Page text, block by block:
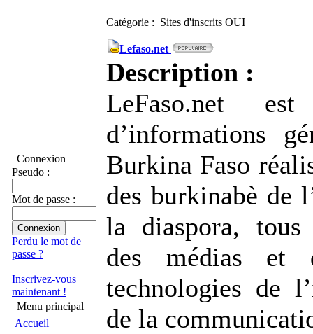
Connexion
Pseudo :
Mot de passe :
Perdu le mot de
passe ?
Inscrivez-vous
maintenant !
Menu principal
Accueil
Catégorie : Sites d'inscrits OUI
Lefaso.net
Description :
LeFaso.net
d’informations
Burkina Faso
des burkinabè de
la diaspora, tous
des médias et
technologies de
de la